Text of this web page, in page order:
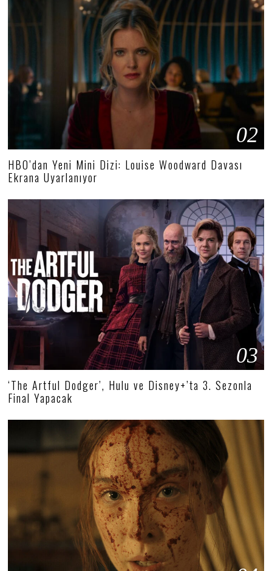
02
HBO’dan Yeni Mini Dizi: Louise Woodward Davası
Ekrana Uyarlanıyor
03
‘The Artful Dodger’, Hulu ve Disney+’ta 3. Sezonla
Final Yapacak